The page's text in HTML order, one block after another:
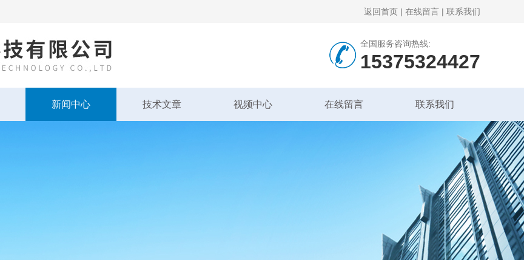
返回首页 | 在线留言 | 联系我们
全国服务咨询热线:
15375324427
新闻中心 技术文章 视频中心 在线留言 联系我们